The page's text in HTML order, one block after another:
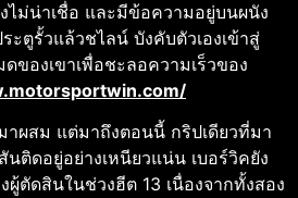
ไม่น่าเชื่อ และมีข้อความอยู่บนผนัง
ะตูรั้วแล้วชไลน์ บังคับตัวเองเข้าสู่
ของเขาเพื่อชะลอความเร็วของ
าผสม แต่มาถึงตอนนี้ กริปเดียวที่มา
ติดอยู่อย่างเหนียวแน่น เบอร์วิคยัง
ตัดสินในช่วงฮีต 13 เนื่องจากทั้งสอง